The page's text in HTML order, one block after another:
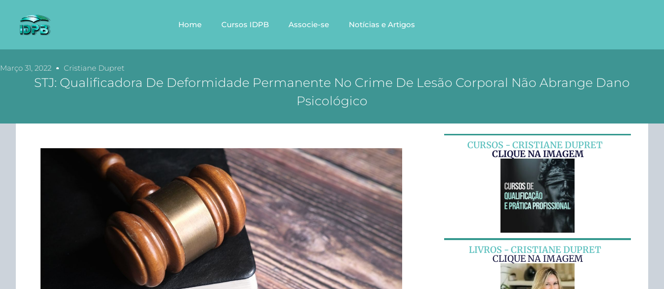
Home Cursos IDPB Associe-se Notícias e Artigos
Março 31, 2022 Cristiane Dupret
STJ: Qualificadora De Deformidade Permanente No Crime De Lesão Corporal Não Abrange Dano
Psicológico
CURSOS - CRISTIANE DUPRET
CLIQUE NA IMAGEM
LIVROS - CRISTIANE DUPRET
CLIQUE NA IMAGEM